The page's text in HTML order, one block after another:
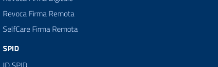
Revoca Firma Remota
SelfCare Firma Remota
SPID